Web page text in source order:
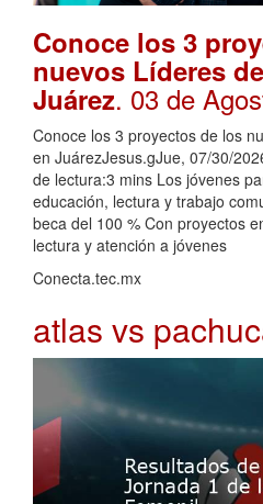
Conoce los 3
nuevos Líderes
Juárez. 03 de
Conoce los 3 proyectos de los
en JuárezJesus.gJue, 07/30/
de lectura:3 mins Los jóvenes
educación, lectura y trabajo
beca del 100 % Con proyectos
lectura y atención a jóvenes
Conecta.tec.mx
atlas vs